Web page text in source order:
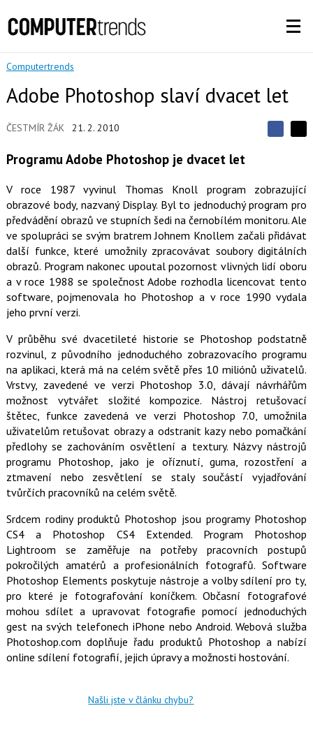
Computertrends
Adobe Photoshop slaví dvacet let
ČESTMÍR ŽÁK 21. 2. 2010
S
l
e
t
S
j
t
e
n
a
a
c
o
j
t
n
a
s
í
t
X
Programu Adobe Photoshop je dvacet let
V roce 1987 vyvinul Thomas Knoll program zobrazující
obrazové body, nazvaný Display. Byl to jednoduchý program pro
předvádění obrazů ve stupních šedi na černobílém monitoru. Ale
ve spolupráci se svým bratrem Johnem Knollem začali přidávat
další funkce, které umožnily zpracovávat soubory digitálních
obrazů. Program nakonec upoutal pozornost vlivných lidí oboru
a v roce 1988 se společnost Adobe rozhodla licencovat tento
software, pojmenovala ho Photoshop a v roce 1990 vydala
jeho první verzi.
V průběhu své dvacetileté historie se Photoshop podstatně
rozvinul, z původního jednoduchého zobrazovacího programu
na aplikaci, která má na celém světě přes 10 miliónů uživatelů.
Vrstvy, zavedené ve verzi Photoshop 3.0, dávají návrhářům
možnost vytvářet složité kompozice. Nástroj retušovací
štětec, funkce zavedená ve verzi Photoshop 7.0, umožnila
uživatelům retušovat obrazy a odstranit kazy nebo pomačkání
předlohy se zachováním osvětlení a textury. Názvy nástrojů
programu Photoshop, jako je oříznutí, guma, rozostření a
ztmavení nebo zesvětlení se staly součástí vyjadřování
tvůrčích pracovníků na celém světě.
Srdcem rodiny produktů Photoshop jsou programy Photoshop
CS4 a Photoshop CS4 Extended. Program Photoshop
Lightroom se zaměřuje na potřeby pracovních postupů
pokročilých amatérů a profesionálních fotografů. Software
Photoshop Elements poskytuje nástroje a volby sdílení pro ty,
pro které je fotografování koníčkem. Občasní fotografové
mohou sdílet a upravovat fotografie pomocí jednoduchých
gest na svých telefonech iPhone nebo Android. Webová služba
Photoshop.com doplňuje řadu produktů Photoshop a nabízí
online sdílení fotografií, jejich úpravy a možnosti hostování.
Našli jste v článku chybu?